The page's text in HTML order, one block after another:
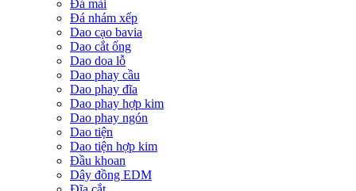
Đá mài
Đá nhám xếp
Dao cạo bavia
Dao cắt ống
Dao doa lỗ
Dao phay cầu
Dao phay đĩa
Dao phay hợp kim
Dao phay ngón
Dao tiện
Dao tiện hợp kim
Đầu khoan
Dây đồng EDM